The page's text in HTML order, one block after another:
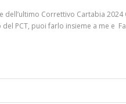
dell’ultimo Correttivo Cartabia
PCT, puoi farlo insieme a me e